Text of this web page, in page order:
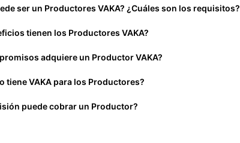
ser un Productores VAKA? ¿Cuáles son los requisitos?
tienen los Productores VAKA?
adquiere un Productor VAKA?
tiene VAKA para los Productores?
puede cobrar un Productor?